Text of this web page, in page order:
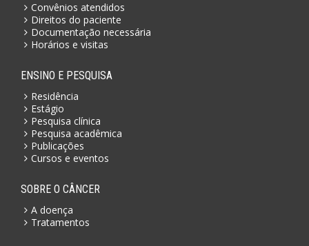
Convênios atendidos
Direitos do paciente
Documentação necessária
Horários e visitas
ENSINO E PESQUISA
Residência
Estágio
Pesquisa clínica
Pesquisa acadêmica
Publicações
Cursos e eventos
SOBRE O CÂNCER
A doença
Tratamentos